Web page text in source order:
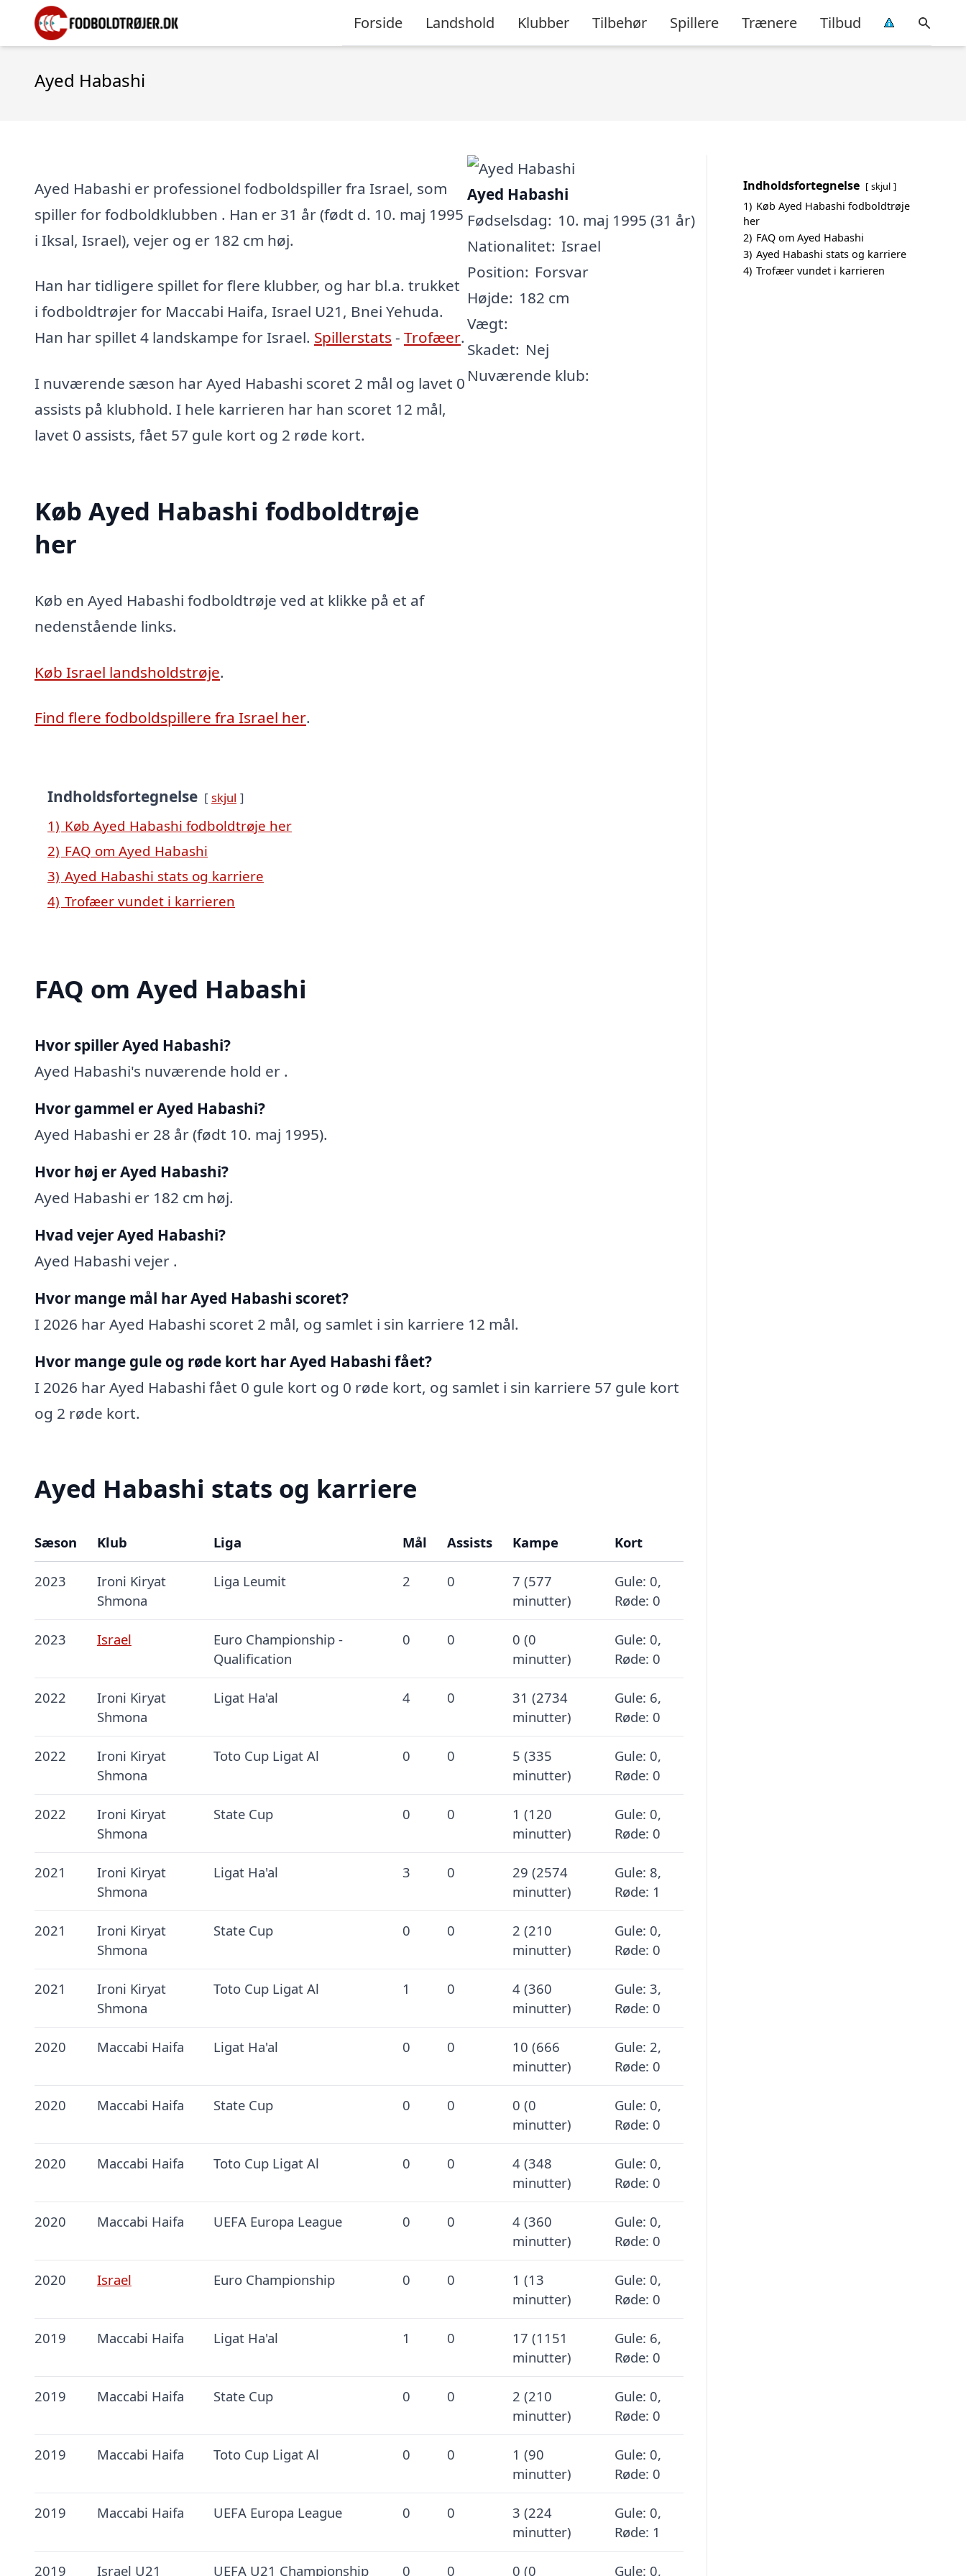
Forside Landshold Klubber Tilbehør Spillere Trænere Tilbud
Ayed Habashi
Ayed Habashi er professionel fodboldspiller fra Israel, som
spiller for fodboldklubben . Han er 31 år (født d. 10. maj 1995
i Iksal, Israel), vejer og er 182 cm høj.
Han har tidligere spillet for flere klubber, og har bl.a. trukket
i fodboldtrøjer for Maccabi Haifa, Israel U21, Bnei Yehuda.
Han har spillet 4 landskampe for Israel. Spillerstats - Trofæer.
I nuværende sæson har Ayed Habashi scoret 2 mål og lavet 0
assists på klubhold. I hele karrieren har han scoret 12 mål,
lavet 0 assists, fået 57 gule kort og 2 røde kort.
Køb Ayed Habashi fodboldtrøje
her
Køb en Ayed Habashi fodboldtrøje ved at klikke på et af
nedenstående links.
Køb Israel landsholdstrøje.
Find flere fodboldspillere fra Israel her.
Ayed Habashi
Fødselsdag: 10. maj 1995 (31 år)
Nationalitet: Israel
Position: Forsvar
Højde: 182 cm
Vægt:
Skadet: Nej
Nuværende klub:
Indholdsfortegnelse skjul
1) Køb Ayed Habashi fodboldtrøje her
2) FAQ om Ayed Habashi
3) Ayed Habashi stats og karriere
4) Trofæer vundet i karrieren
FAQ om Ayed Habashi
Hvor spiller Ayed Habashi?
Ayed Habashi's nuværende hold er .
Hvor gammel er Ayed Habashi?
Ayed Habashi er 28 år (født 10. maj 1995).
Hvor høj er Ayed Habashi?
Ayed Habashi er 182 cm høj.
Hvad vejer Ayed Habashi?
Ayed Habashi vejer .
Hvor mange mål har Ayed Habashi scoret?
I 2026 har Ayed Habashi scoret 2 mål, og samlet i sin karriere 12 mål.
Hvor mange gule og røde kort har Ayed Habashi fået?
I 2026 har Ayed Habashi fået 0 gule kort og 0 røde kort, og samlet i sin karriere 57 gule kort
og 2 røde kort.
Ayed Habashi stats og karriere
Sæson Klub Liga Mål Assists Kampe Kort
2023
Ironi Kiryat
Shmona
Liga Leumit 2 0
7 (577
minutter)
Gule: 0,
Røde: 0
2023 Israel
Euro Championship -
Qualification
0 0
0 (0
minutter)
Gule: 0,
Røde: 0
2022
Ironi Kiryat
Shmona
Ligat Ha'al 4 0
31 (2734
minutter)
Gule: 6,
Røde: 0
2022
Ironi Kiryat
Shmona
Toto Cup Ligat Al 0 0
5 (335
minutter)
Gule: 0,
Røde: 0
2022
Ironi Kiryat
Shmona
State Cup 0 0
1 (120
minutter)
Gule: 0,
Røde: 0
2021
Ironi Kiryat
Shmona
Ligat Ha'al 3 0
29 (2574
minutter)
Gule: 8,
Røde: 1
2021
Ironi Kiryat
Shmona
State Cup 0 0
2 (210
minutter)
Gule: 0,
Røde: 0
2021
Ironi Kiryat
Shmona
Toto Cup Ligat Al 1 0
4 (360
minutter)
Gule: 3,
Røde: 0
2020 Maccabi Haifa Ligat Ha'al 0 0
10 (666
minutter)
Gule: 2,
Røde: 0
2020 Maccabi Haifa State Cup 0 0
0 (0
minutter)
Gule: 0,
Røde: 0
2020 Maccabi Haifa Toto Cup Ligat Al 0 0
4 (348
minutter)
Gule: 0,
Røde: 0
2020 Maccabi Haifa UEFA Europa League 0 0
4 (360
minutter)
Gule: 0,
Røde: 0
2020 Israel Euro Championship 0 0
1 (13
minutter)
Gule: 0,
Røde: 0
2019 Maccabi Haifa Ligat Ha'al 1 0
17 (1151
minutter)
Gule: 6,
Røde: 0
2019 Maccabi Haifa State Cup 0 0
2 (210
minutter)
Gule: 0,
Røde: 0
2019 Maccabi Haifa Toto Cup Ligat Al 0 0
1 (90
minutter)
Gule: 0,
Røde: 0
2019 Maccabi Haifa UEFA Europa League 0 0
3 (224
minutter)
Gule: 0,
Røde: 1
2019 Israel U21 UEFA U21 Championship 0 0 0 (0 Gule: 0,
Indholdsfortegnelse skjul
1) Køb Ayed Habashi fodboldtrøje
her
2) FAQ om Ayed Habashi
3) Ayed Habashi stats og karriere
4) Trofæer vundet i karrieren